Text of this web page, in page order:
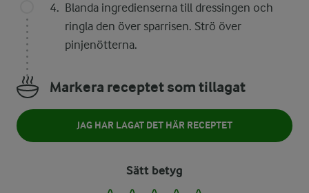
Blanda ingredienserna till dressingen och
ringla den över sparrisen. Strö över
pinjenötterna.
Markera receptet som tillagat
JAG HAR LAGAT DET HÄR RECEPTET
Sätt betyg